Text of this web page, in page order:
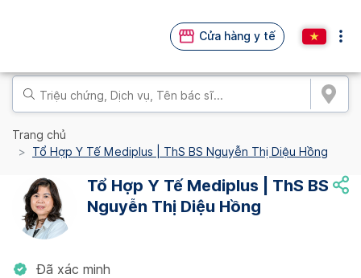
Cửa hàng y tế
Trang chủ
Tổ Hợp Y Tế Mediplus | ThS BS Nguyễn Thị Diệu Hồng
Tổ Hợp Y Tế Mediplus | ThS BS
Nguyễn Thị Diệu Hồng
Đã xác minh